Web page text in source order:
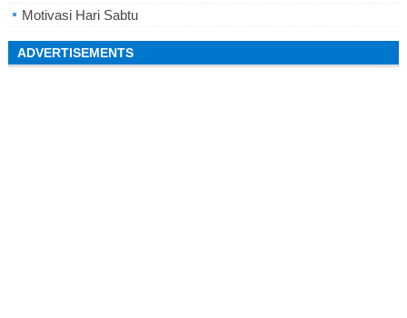
Motivasi Hari Sabtu
ADVERTISEMENTS